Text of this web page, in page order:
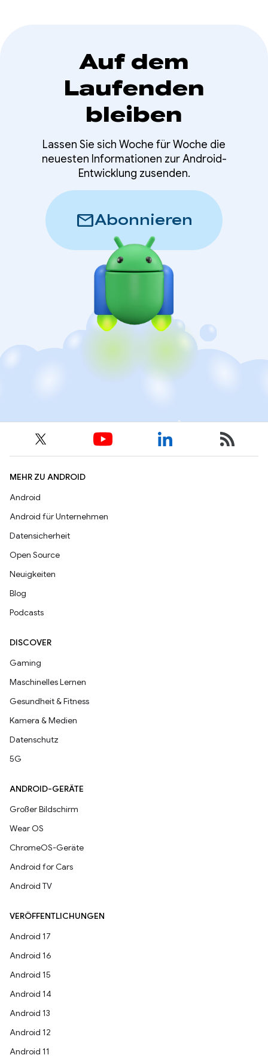
Auf dem
Laufenden
bleiben
Lassen Sie sich Woche für Woche die
neuesten Informationen zur Android-
Entwicklung zusenden.
mailAbonnieren
MEHR ZU ANDROID
Android
Android für Unternehmen
Datensicherheit
Open Source
Neuigkeiten
Blog
Podcasts
DISCOVER
Gaming
Maschinelles Lernen
Gesundheit & Fitness
Kamera & Medien
Datenschutz
5G
ANDROID-GERÄTE
Großer Bildschirm
Wear OS
ChromeOS-Geräte
Android for Cars
Android TV
VERÖFFENTLICHUNGEN
Android 17
Android 16
Android 15
Android 14
Android 13
Android 12
Android 11